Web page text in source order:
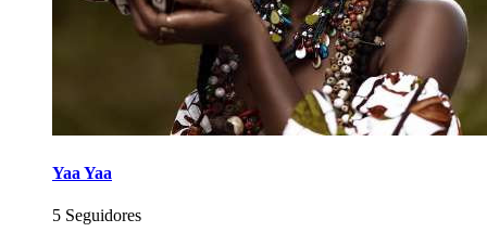
Yaa Yaa
5 Seguidores